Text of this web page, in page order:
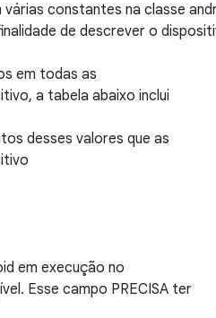
várias constantes na classe
de descrever o
em todas as
a tabela abaixo inclui
desses valores que as
em execução no
Esse campo PRECISA ter